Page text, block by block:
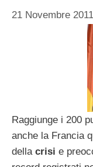
21 Novembre 2011
Raggiunge i 200
anche la Francia
della crisi e